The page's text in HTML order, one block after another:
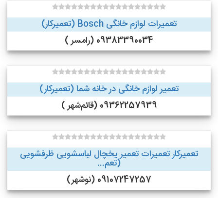
تعمیرات لوازم خانگی Bosch (تعمیرکار)
09383390034 (رامسر )
تعمیر لوازم خانگی در خانه شما (تعمیرکار)
09362257939 (قائم‌شهر )
تعمیرکار تعمیرات تعمیر یخچال لباسشویی ظرفشویی
(تعم...
09107247257 (نوشهر)